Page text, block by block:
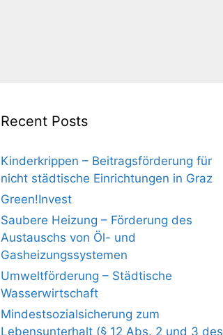
Recent Posts
Kinderkrippen – Beitragsförderung für
nicht städtische Einrichtungen in Graz
Green!Invest
Saubere Heizung – Förderung des
Austauschs von Öl- und
Gasheizungssystemen
Umweltförderung – Städtische
Wasserwirtschaft
Mindestsozialsicherung zum
Lebensunterhalt (§ 12 Abs. 2 und 3 des